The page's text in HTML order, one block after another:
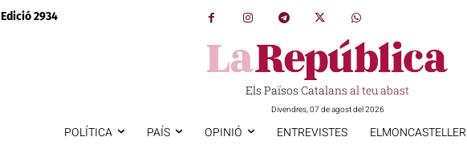
Edició 2934
Els Països Catalans al teu abast
Divendres, 07 de agost del 2026
POLÍTICA PAÍS OPINIÓ ENTREVISTES ELMONCASTELLER